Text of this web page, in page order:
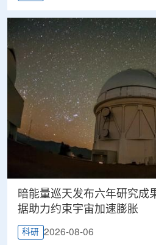
暗能量巡天发布六年研究成
据助力约束宇宙加速膨胀
科研 2026-08-06